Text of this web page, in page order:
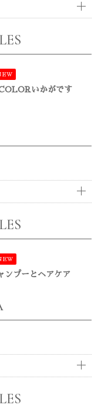
いかがです
ンプーとヘアケア